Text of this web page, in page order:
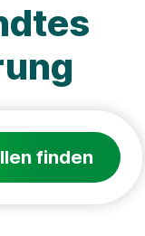
finden